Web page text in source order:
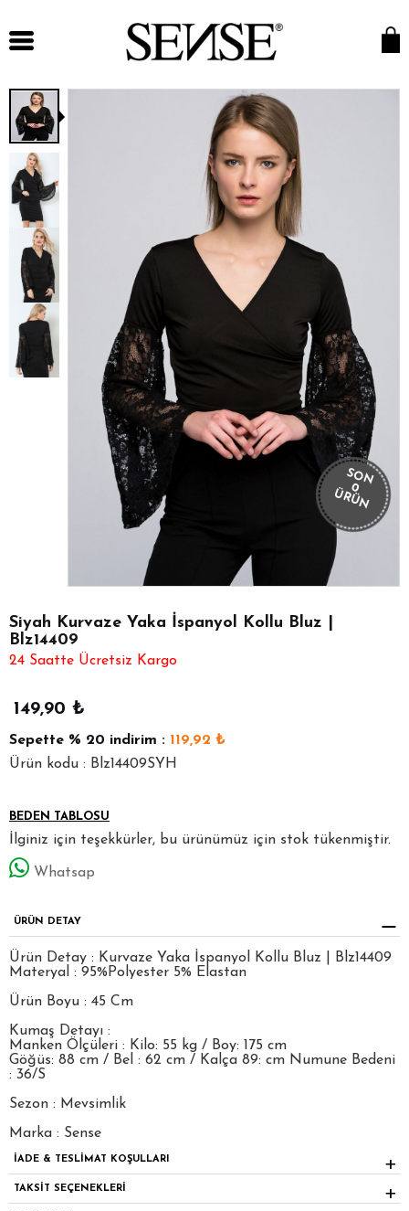
SON
0
ÜRÜN
Siyah Kurvaze Yaka İspanyol Kollu Bluz |
Blz14409
24 Saatte Ücretsiz Kargo
149,90 ₺
Sepette % 20 indirim : 119,92 ₺
Ürün kodu : Blz14409SYH
BEDEN TABLOSU
İlginiz için teşekkürler, bu ürünümüz için stok tükenmiştir.
Whatsap
ÜRÜN DETAY
Ürün Detay : Kurvaze Yaka İspanyol Kollu Bluz | Blz14409
Materyal : 95%Polyester 5% Elastan
Ürün Boyu : 45 Cm
Kumaş Detayı :
Manken Ölçüleri : Kilo: 55 kg / Boy: 175 cm
Göğüs: 88 cm / Bel : 62 cm / Kalça 89: cm Numune Bedeni
: 36/S
Sezon : Mevsimlik
Marka : Sense
İADE & TESLİMAT KOŞULLARI
TAKSİT SEÇENEKLERİ